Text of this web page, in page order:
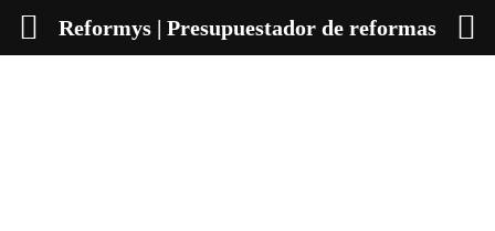
Reformys | Presupuestador de reformas